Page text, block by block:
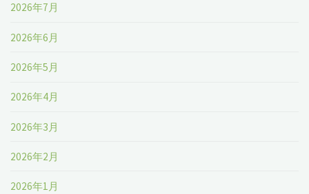
2026年7月
2026年6月
2026年5月
2026年4月
2026年3月
2026年2月
2026年1月